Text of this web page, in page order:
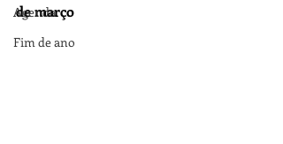
Agenda
Fim de ano
de março